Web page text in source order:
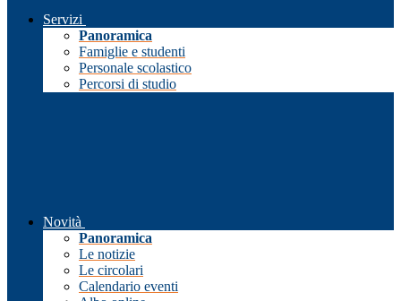
Servizi
Panoramica
Famiglie e studenti
Personale scolastico
Percorsi di studio
Novità
Panoramica
Le notizie
Le circolari
Calendario eventi